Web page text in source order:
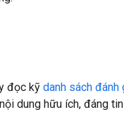
đọc kỹ danh sách
dung hữu ích, đáng